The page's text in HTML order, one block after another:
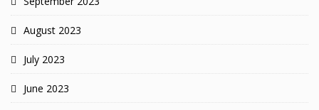
August 2023
July 2023
June 2023